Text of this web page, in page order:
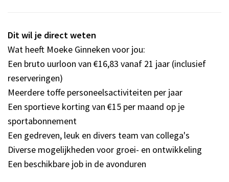
Bezienswaardigheden
Musea, theaters & podia
Uitjes & activiteiten
Studentenroutes
Natuurgebieden
Party pics
Eten
Drinken
Dit wil je direct weten
Wat heeft Moeke Ginneken voor jou:
Een bruto uurloon van €16,83 vanaf 21 jaar (inclusief
reserveringen)
Meerdere toffe personeelsactiviteiten per jaar
Een sportieve korting van €15 per maand op je
sportabonnement
Een gedreven, leuk en divers team van collega's
Diverse mogelijkheden voor groei- en ontwikkeling
Een beschikbare job in de avonduren